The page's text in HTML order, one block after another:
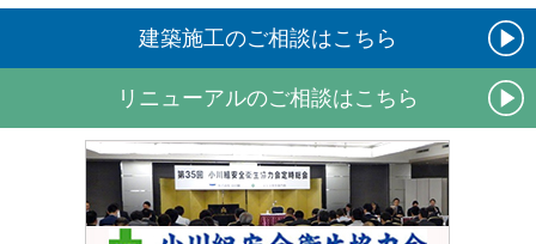
建築施工のご相談はこちら
リニューアルのご相談はこちら